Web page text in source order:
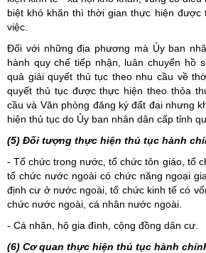
biệt khó khăn thì thời gian thực hiện được
việc.
Đối với những địa phương mà Ủy ban
hành quy chế tiếp nhận, luân chuyển hồ
quả giải quyết thủ tục theo nhu cầu về
quyết thủ tục được thực hiện theo thỏa
cầu và Văn phòng đăng ký đất đai nhưng
hiện thủ tục do Ủy ban nhân dân cấp tỉnh
(5) Đối tượng thực hiện thủ tục hành
- Tổ chức trong nước, tổ chức tôn giáo, tổ
tổ chức nước ngoài có chức năng ngoại
định cư ở nước ngoài, tổ chức kinh tế có
chức nước ngoài, cá nhân nước ngoài.
- Cá nhân, hộ gia đình, cộng đồng dân cư.
(6) Cơ quan thực hiện thủ tục hành